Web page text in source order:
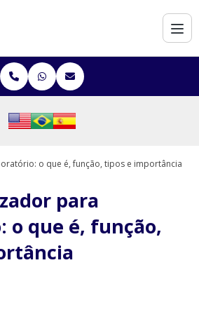
o que é, função, tipos e importância
para
o que é, função,